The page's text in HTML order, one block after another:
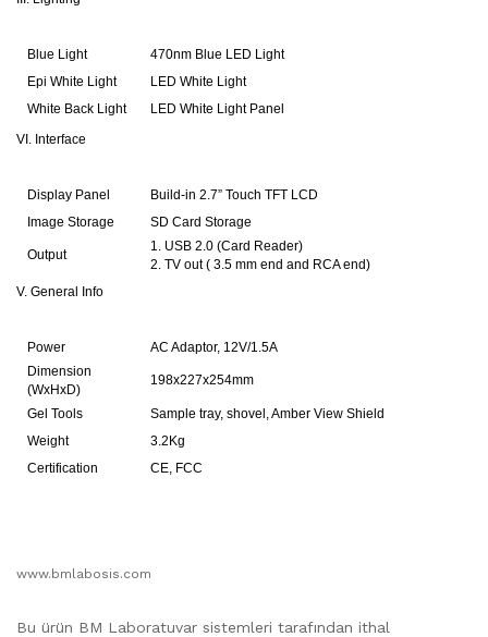
Blue Light
470nm Blue LED Light
Epi White Light
LED White Light
White Back Light
LED White Light Panel
VI. Interface
Display Panel
Build-in 2.7” Touch TFT LCD
Image Storage
SD Card Storage
Output
1. USB 2.0 (Card Reader)
2. TV out ( 3.5 mm end and RCA end)
V. General Info
Power
AC Adaptor, 12V/1.5A
Dimension
(WxHxD)
198x227x254mm
Gel Tools
Sample tray, shovel, Amber View Shield
Weight
3.2Kg
Certification
CE, FCC
www.bmlabosis.com
Bu ürün BM Laboratuvar sistemleri tarafından ithal